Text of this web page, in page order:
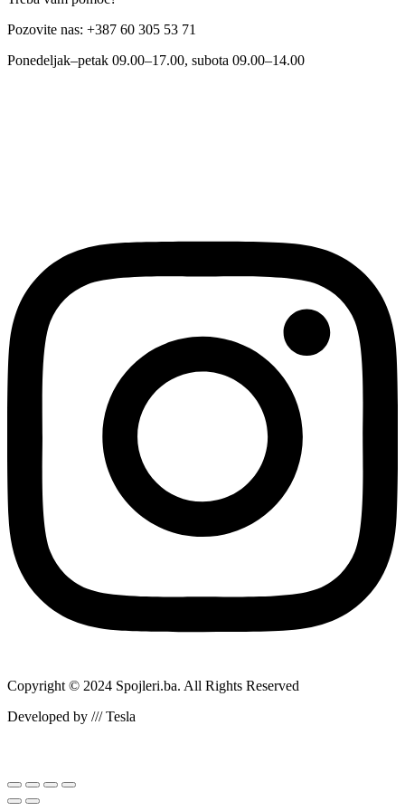
Pozovite nas: +387 60 305 53 71
Ponedeljak–petak 09.00–17.00, subota 09.00–14.00
Copyright © 2024 Spojleri.ba. All Rights Reserved
Developed by /// Tesla